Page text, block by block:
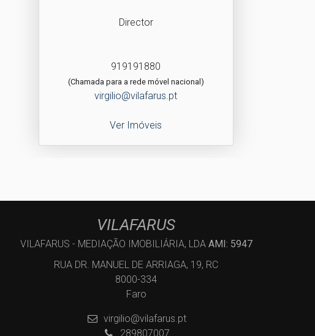
Director
919191880
(Chamada para a rede móvel nacional)
virgilio@vilafarus.pt
Ver Imóveis
VILAFARUS
VILAFARUS - MEDIAÇÃO IMOBILIÁRIA, LDA AMI: 5947
RUA DR. MANUEL DE ARRIAGA, 19, RC
8000-334
Faro
virgilio@vilafarus.pt
289807007